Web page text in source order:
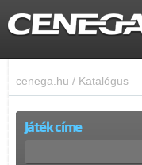
cenega.hu / Katalógus
Játék címe